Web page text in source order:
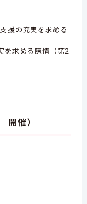
援の充実を求める
求める陳情（第2
催）